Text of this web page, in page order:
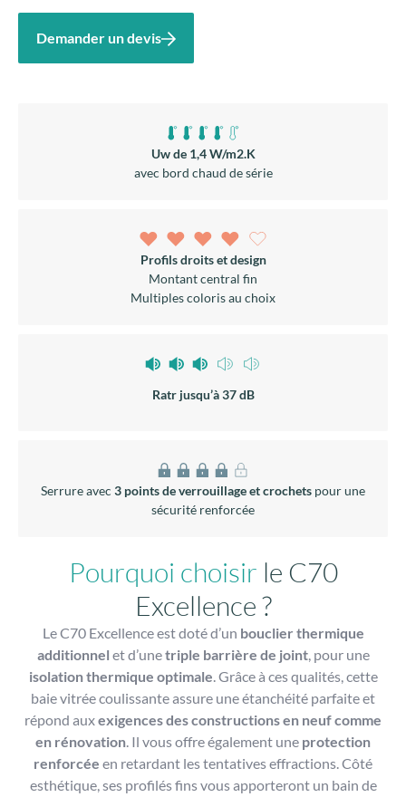
Demander un devis
Uw de 1,4 W/m2.K
avec bord chaud de série
Profils droits et design
Montant central fin
Multiples coloris au choix
Ratr jusqu’à 37 dB
Serrure avec 3 points de verrouillage et crochets pour une
sécurité renforcée
Pourquoi choisir le C70
Excellence ?
Le C70 Excellence est doté d’un bouclier thermique
additionnel et d’unetriple barrière de joint, pour une
isolation thermique optimale. Grâce à ces qualités, cette
baie vitrée coulissante assure une étanchéité parfaite et
répond auxexigences des constructions en neuf comme
en rénovation. Il vous offre également une protection
renforcée en retardant les tentatives effractions. Côté
esthétique, ses profilés fins vous apporteront un bain de